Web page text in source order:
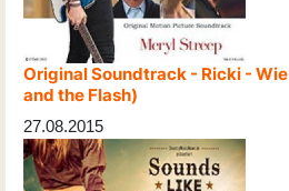
Original Soundtrack - Ricki -
and the Flash)
27.08.2015